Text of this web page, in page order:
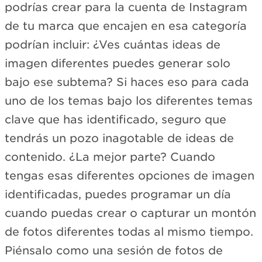
podrías crear para la cuenta de Instagram
de tu marca que encajen en esa categoría
podrían incluir: ¿Ves cuántas ideas de
imagen diferentes puedes generar solo
bajo ese subtema? Si haces eso para cada
uno de los temas bajo los diferentes temas
clave que has identificado, seguro que
tendrás un pozo inagotable de ideas de
contenido. ¿La mejor parte? Cuando
tengas esas diferentes opciones de imagen
identificadas, puedes programar un día
cuando puedas crear o capturar un montón
de fotos diferentes todas al mismo tiempo.
Piénsalo como una sesión de fotos de